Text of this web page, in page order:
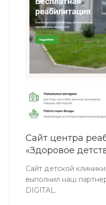
Сайт центра
«Здоровое
Сайт детской
выполнил наш
DIGITAL.